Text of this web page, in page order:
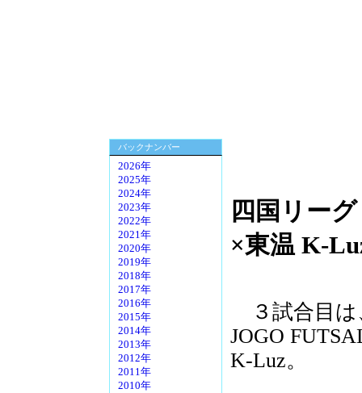
バックナンバー
2026年
2025年
2024年
2023年
2022年
2021年
2020年
2019年
2018年
2017年
2016年
2015年
2014年
2013年
2012年
2011年
2010年
四国リー
×東温 K-
３試合目は
JOGO
K-Luz。